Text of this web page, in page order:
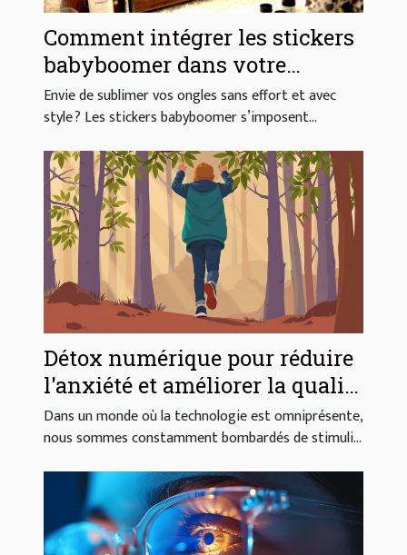
Comment intégrer les stickers
babyboomer dans votre
routine de beauté quotidienne
?
Envie de sublimer vos ongles sans effort et avec
style ? Les stickers babyboomer s’imposent...
Détox numérique pour réduire
l'anxiété et améliorer la qualité
de vie
Dans un monde où la technologie est omniprésente,
nous sommes constamment bombardés de stimuli...